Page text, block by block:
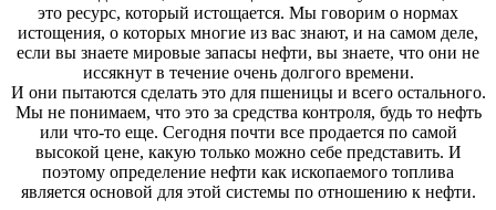
это ресурс, который истощается. Мы говорим о нормах
истощения, о которых многие из вас знают, и на самом деле,
если вы знаете мировые запасы нефти, вы знаете, что они не
иссякнут в течение очень долгого времени.
И они пытаются сделать это для пшеницы и всего остального.
Мы не понимаем, что это за средства контроля, будь то нефть
или что-то еще. Сегодня почти все продается по самой
высокой цене, какую только можно себе представить. И
поэтому определение нефти как ископаемого топлива
является основой для этой системы по отношению к нефти.